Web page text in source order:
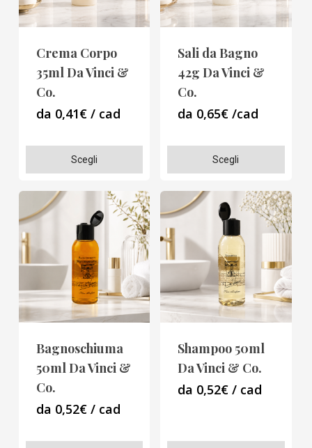
essere
nella
pagina
del
prodotto
essere
nella
pagina
del
prodotto
Scegli
prodotto
ha
più
varianti.
Le
possono
essere
nella
pagina
del
prodotto
Crema Corpo
35ml Da Vinci &
Co.
da 0,41€ / cad
Scegli
prodotto
ha
più
varianti.
Le
possono
essere
nella
pagina
del
Sali da Bagno
42g Da Vinci &
Co.
da 0,65€ /cad
Bagnoschiuma
50ml Da Vinci &
Co.
da 0,52€ / cad
Shampoo 50ml
Da Vinci & Co.
da 0,52€ / cad